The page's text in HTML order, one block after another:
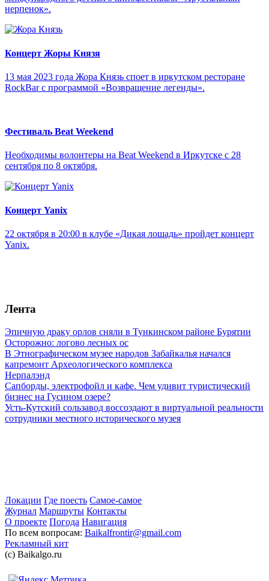
нерпенок».
Концерт Жоры Князя
13 мая 2023 года Жора Князь споет в иркутском ресторане
RockBar с программой «Возвращение легенды».
Фестиваль Beat Weekend
Необходимы волонтеры на Beat Weekend в Иркутске с 28
сентября по 8 октября.
Концерт Yanix
22 октября в 20:00 в клубе «Дикая лошадь» пройдет концерт
Yanix.
Лента
Эпичную драку орлов сняли в Тункинском районе Бурятии
Осторожно: логово лесных ос
В Этнографическом музее народов Забайкалья начался
капремонт Археологического комплекса
Нерпалэнд
Сапборды, электрофойл и кафе. Чем удивит туристический
бизнес на Гусином озере?
Усть-Кутский сользавод воссоздают в виртуальной реальности
сотрудники местного исторического музея
Локации Где поесть Самое-самое
Журнал Маршруты Контакты
О проекте Погода Навигация
По всем вопросам: Baikalfrontir@gmail.com
Рекламный кит
(с) Baikalgo.ru